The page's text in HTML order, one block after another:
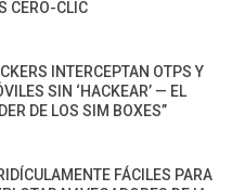
CERO-CLIC
INTERCEPTAN OTPS Y
SIN ‘HACKEAR’ — EL
DE LOS SIM BOXES”
FÁCILES PARA